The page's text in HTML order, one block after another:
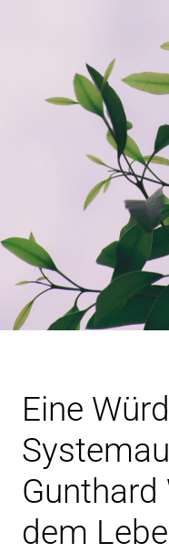
Eine
Gunthard
dem